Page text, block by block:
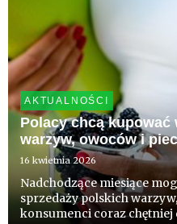
AKTUALNOŚCI
Polacy chcą kupować
warzyw, owoców i
16 kwietnia 2026
Nadchodzące miesiące
sprzedaży polskich
konsumenci coraz